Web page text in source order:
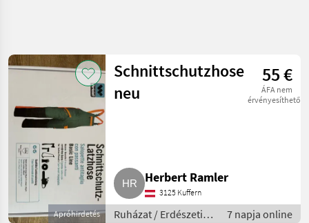
Apróhirdetés
Schnittschutzhose
neu
55 €
ÁFA nem
érvényesíthető
Herbert Ramler
3125 Kuffern
Ruházat / Erdészeti
7 napja online